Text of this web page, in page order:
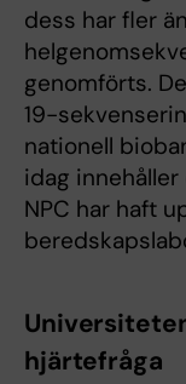
dess har fler
genomförts.
19-
nationell
idag innehåller
NPC har haft
hjärtefråga